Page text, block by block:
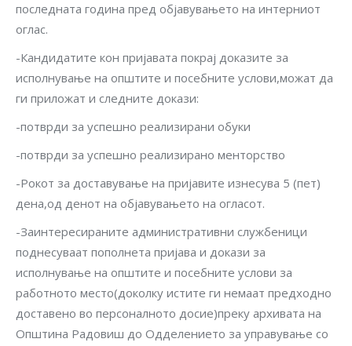
последната година пред објавувањето на интерниот
оглас.
-Кандидатите кон пријавата покрај доказите за
исполнување на општите и посебните услови,можат да
ги приложат и следните докази:
-потврди за успешно реализирани обуки
-потврди за успешно реализирано менторство
-Рокот за доставување на пријавите изнесува 5 (пет)
дена,од денот на објавувањето на огласот.
-Заинтересираните административни службеници
поднесуваат пополнета пријава и докази за
исполнување на општите и посебните услови за
работното место(доколку истите ги немаат предходно
доставено во персоналното досие)преку архивата на
Општина Радовиш до Одделението за управување со